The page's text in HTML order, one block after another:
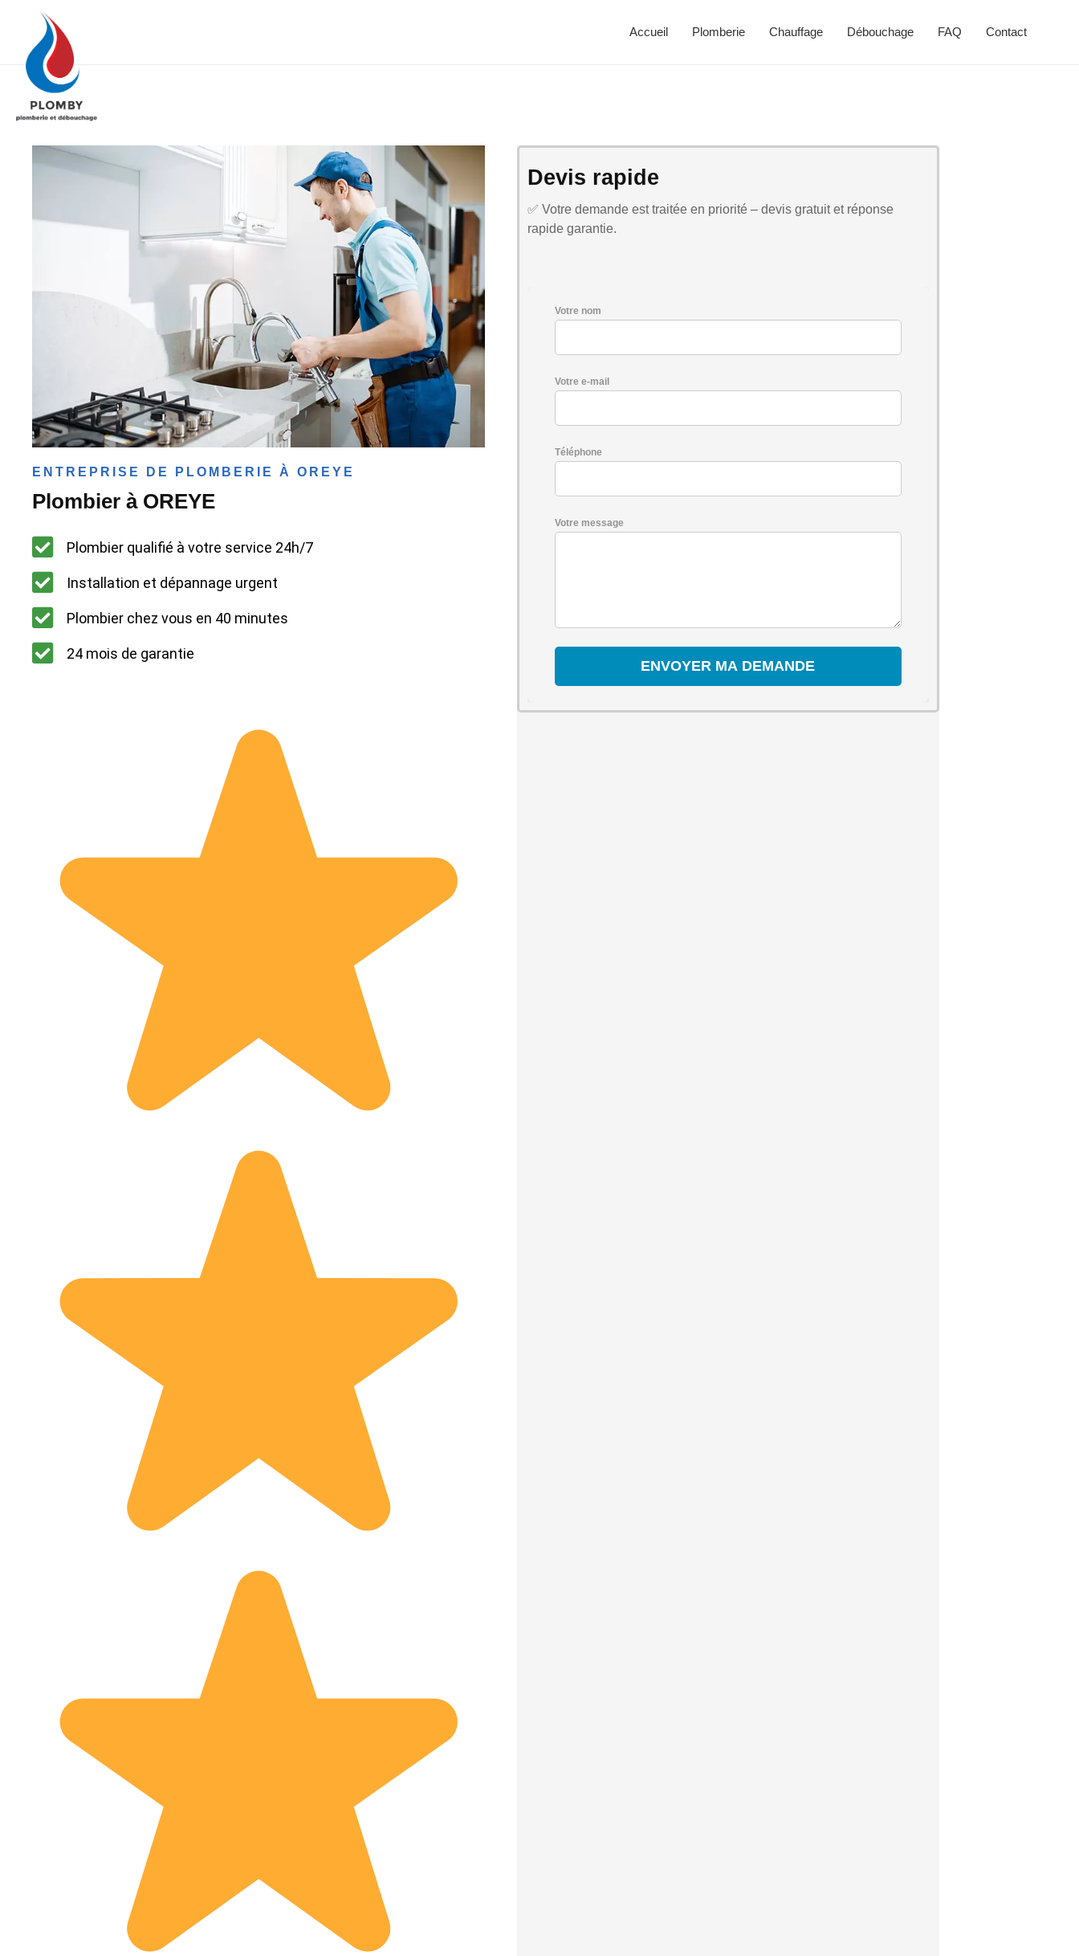
Accueil Plomberie Chauffage Débouchage FAQ Contact
ENTREPRISE DE PLOMBERIE À OREYE
Plombier à OREYE
Plombier qualifié à votre service 24h/7
Installation et dépannage urgent
Plombier chez vous en 40 minutes
24 mois de garantie
Devis rapide
✅ Votre demande est traitée en priorité – devis gratuit et réponse
rapide garantie.
Votre nom
Votre e-mail
Téléphone
Votre message